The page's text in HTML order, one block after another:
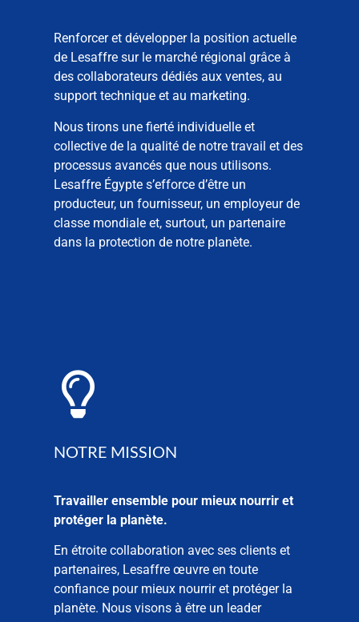
Renforcer et développer la position actuelle
de Lesaffre sur le marché régional grâce à
des collaborateurs dédiés aux ventes, au
support technique et au marketing.
Nous tirons une fierté individuelle et
collective de la qualité de notre travail et des
processus avancés que nous utilisons.
Lesaffre Égypte s’efforce d’être un
producteur, un fournisseur, un employeur de
classe mondiale et, surtout, un partenaire
dans la protection de notre planète.
NOTRE MISSION
Travailler ensemble pour mieux nourrir et
protéger la planète.
En étroite collaboration avec ses clients et
partenaires, Lesaffre œuvre en toute
confiance pour mieux nourrir et protéger la
planète. Nous visons à être un leader